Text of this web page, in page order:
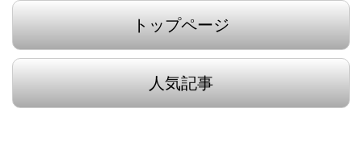
トップページ
人気記事